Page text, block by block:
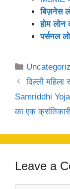
बिज़नेस
होम लोन
पर्सनल
Categories
दिल्ली
Samriddhi
का एक
Leave a